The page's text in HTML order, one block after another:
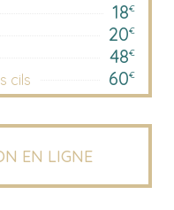
18€
20€
48€
cils 60€
EN LIGNE